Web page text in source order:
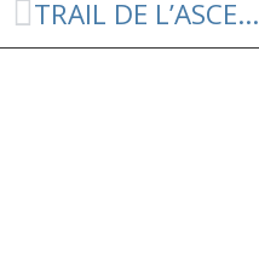
TRAIL DE L’ASCENSION’ELLE : JEUDI 9MAI 2024 🏃‍♀️🏃🏃‍♂️